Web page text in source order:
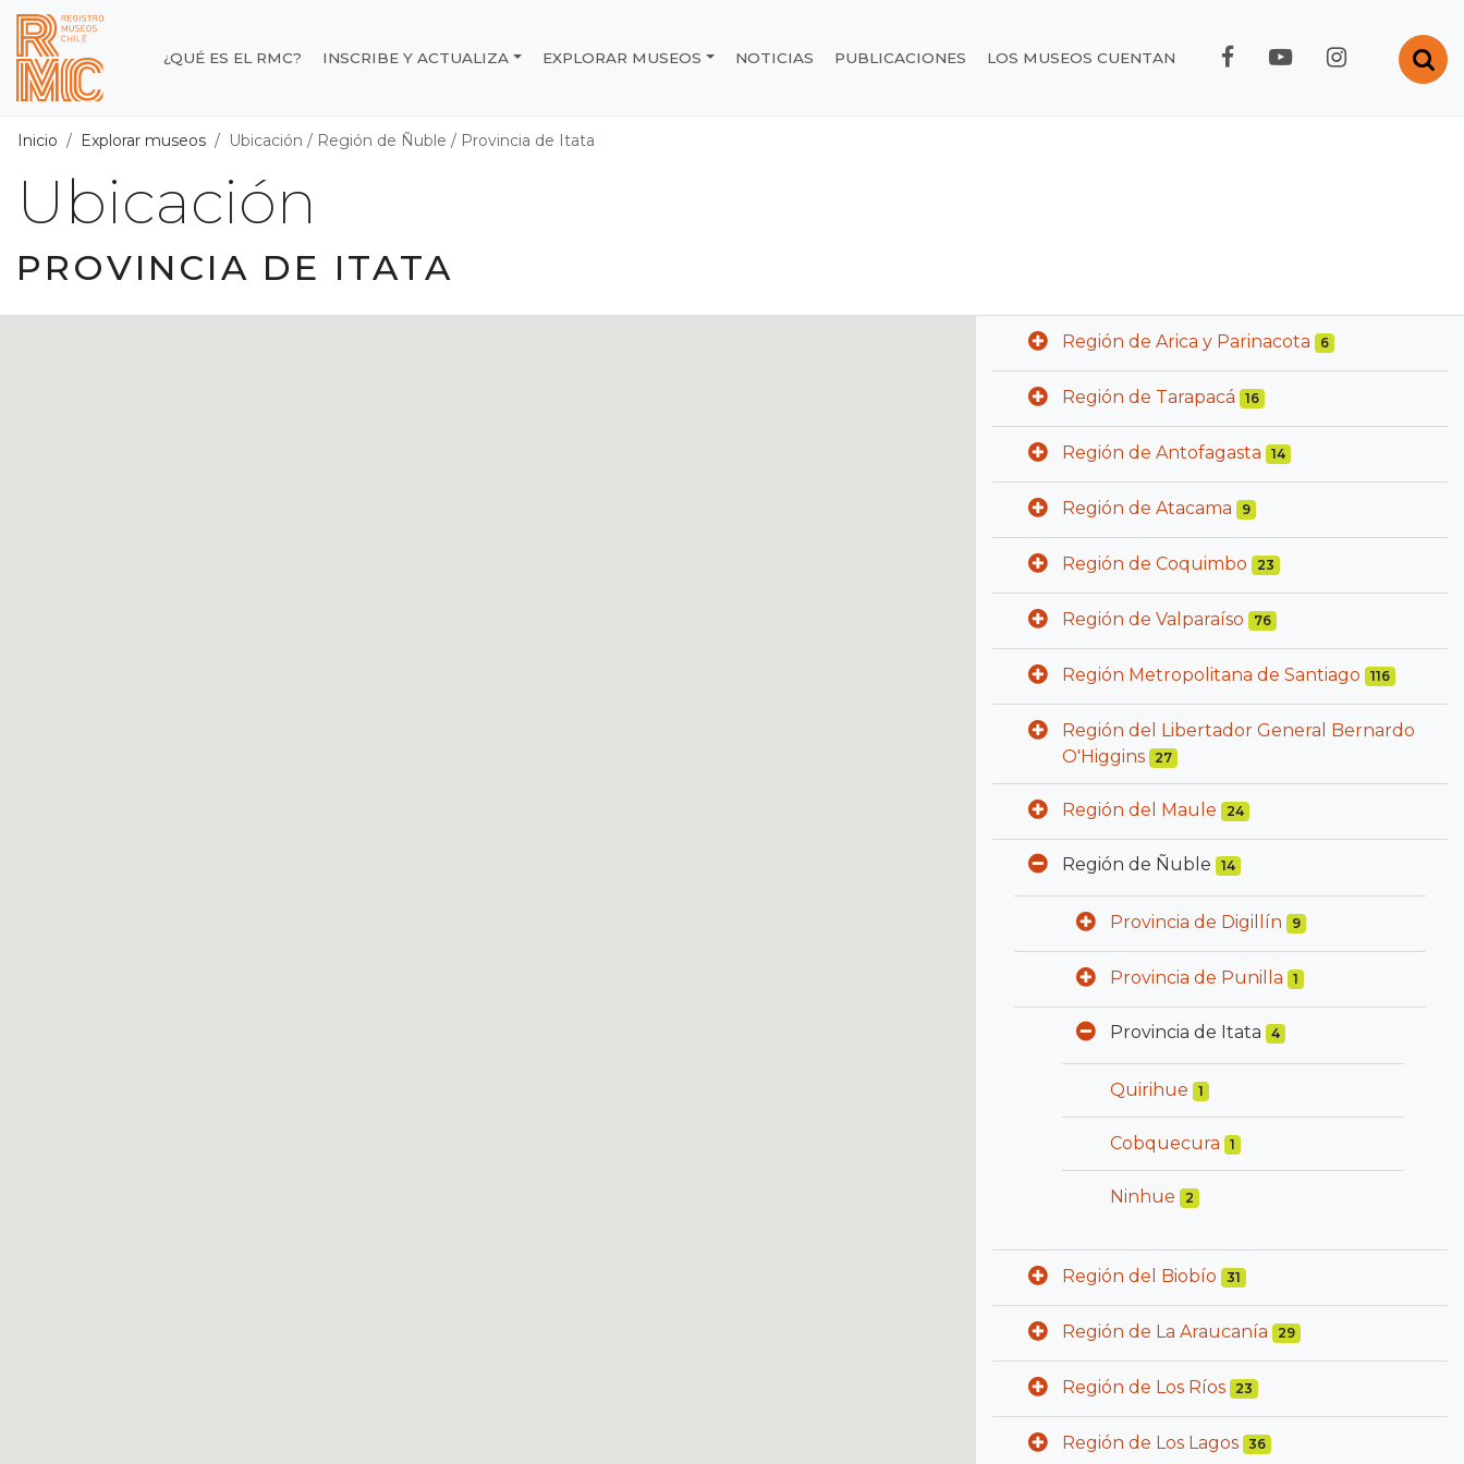
Contenido principal
Registro de Museos de Chile
¿QUÉ ES EL RMC? INSCRIBE Y ACTUALIZA EXPLORAR MUSEOS NOTICIAS PUBLICACIONES LOS MUSEOS CUENTAN FACEBOOK RMC
YOUTUBE RMC
Inicio Explorar museos Ubicación / Región de Ñuble / Provincia de Itata
Ubicación
PROVINCIA DE ITATA
Región de Arica y Parinacota 6
Región de Tarapacá 16
Región de Antofagasta 14
Región de Atacama 9
Región de Coquimbo 23
Región de Valparaíso 76
Región Metropolitana de Santiago 116
Región del Libertador General Bernardo
O'Higgins
27
Región del Maule 24
Región de Ñuble 14
Provincia de Digillín 9
Provincia de Punilla 1
Provincia de Itata 4
Quirihue 1
Cobquecura 1
Ninhue 2
Región del Biobío 31
Región de La Araucanía 29
Región de Los Ríos 23
Región de Los Lagos 36